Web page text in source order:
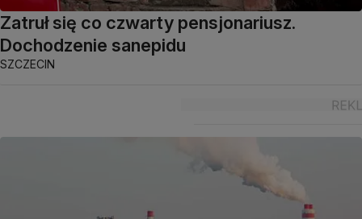
Zatruł się co czwarty pensjonariusz.
Dochodzenie sanepidu
SZCZECIN